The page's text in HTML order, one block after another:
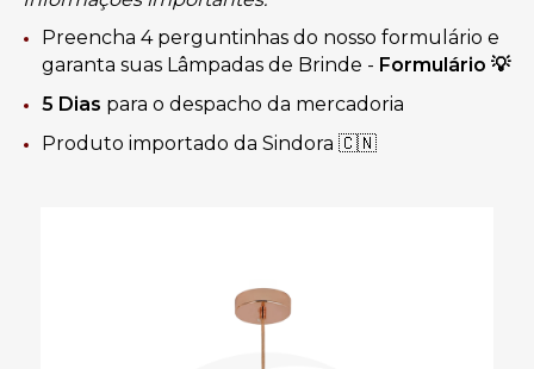
Preencha 4 perguntinhas do nosso formulário e
garanta suas Lâmpadas de Brinde - Formulário 💡
5 Dias para o despacho da mercadoria
Produto importado da Sindora 🇨🇳